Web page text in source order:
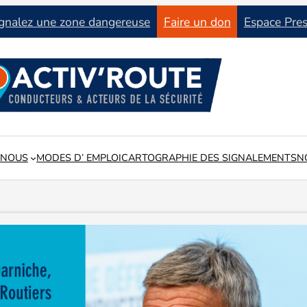
une zone dangereuse Faire un don Espace
MODES D’ EMPLOICARTOGRAPHIE DES SIGNALEMENTS